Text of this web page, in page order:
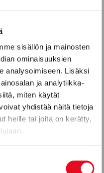
sisällön ja mainosten
ominaisuuksien
analysoimiseen. Lisäksi
ja analytiikka-
miten käytät
yhdistää näitä tietoja
heille tai joita on kerätty,